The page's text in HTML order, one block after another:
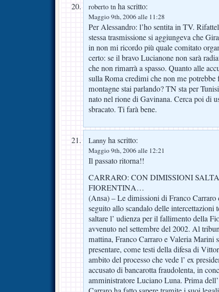
roberto tn ha scritto:
Maggio 9th, 2006 alle 11:28
Per Alessandro: l’ho sentita in TV.
stessa trasmissione si aggiungeva che
in non mi ricordo più quale comitato
certo: se il bravo Lucianone non sarà
che non rimarrà a spasso. Quanto alle
sulla Roma credimi che non me
montagne stai parlando? TN sta per
nato nel rione di Gavinana. Cerca poi di
sbracato. Ti farà bene.
Lanny ha scritto:
Maggio 9th, 2006 alle 12:21
Il passato ritorna!!
CARRARO: CON DIMISSIONI
FIORENTINA…
(Ansa) – Le dimissioni di Franco Carraro
seguito allo scandalo delle intercettazioni
saltare l’ udienza per il fallimento della
avvenuto nel settembre del 2002. Al
mattina, Franco Carraro e Valeria Marini
presentare, come testi della difesa di
ambito del processo che vede l’ ex
accusato di bancarotta fraudolenta, in
amministratore Luciano Luna. Prima